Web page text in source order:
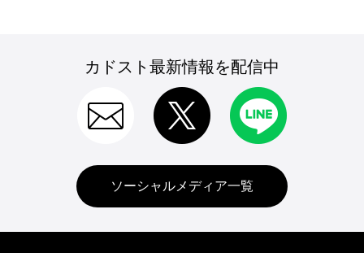
カドスト最新情報を配信中
ソーシャルメディア一覧